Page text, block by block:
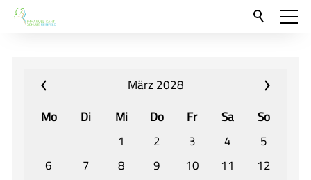
Neu hier?
Für Eltern und Schüler
Veranstaltungen und Termine
März 2028
Mo
Di Mi Do Fr Sa
So
1
2 3 4
5
6
7 8 9 10 11
12